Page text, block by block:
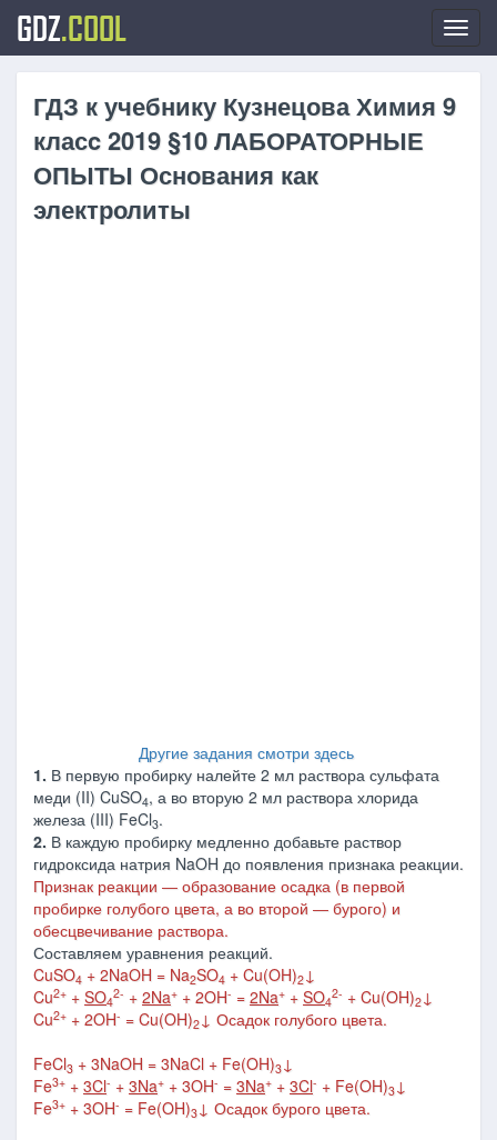
GDZ.COOL
ГДЗ к учебнику Кузнецова Химия 9
класc 2019 §10 ЛАБОРАТОРНЫЕ
ОПЫТЫ Основания как
электролиты
Другие задания смотри здесь
1. В первую пробирку налейте 2 мл раствора сульфата
меди (II) CuSO4, а во вторую 2 мл раствора хлорида
железа (III) FeCl3.
2. В каждую пробирку медленно добавьте раствор
гидроксида натрия NaOH до появления признака реакции.
Признак реакции ― образование осадка (в первой
пробирке голубого цвета, а во второй ― бурого) и
обесцвечивание раствора.
Составляем уравнения реакций.
CuSO4 + 2NaOH = Na2SO4 + Cu(OH)2↓
Cu2+ + SO4
2- + 2Na+ + 2OH- = 2Na+ + SO4
2- + Cu(OH)2↓
Cu2+ + 2OH- = Cu(OH)2↓ Осадок голубого цвета.
FeCl3 + 3NaOH = 3NaCl + Fe(OH)3↓
Fe3+ + 3Cl- + 3Na+ + 3OH- = 3Na+ + 3Cl- + Fe(OH)3↓
Fe3+ + 3OH- = Fe(OH)3↓ Осадок бурого цвета.